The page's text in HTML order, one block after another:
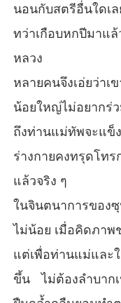
นอนกับสตรีอื่นใดเล
ทว่าเกือบหกปีมาแ
หลวง
หลายคนจึงเอ่ยว่า
น้อยใหญ่ไม่อยากร่
ถึงท่านแม่ทัพจะแข็
ร่างกายคงทรุดโท
แล้วจริง ๆ
ในจินตนาการของ
ไม่น้อย เมื่อคิดภาพ
แต่เพื่อท่านแม่และ
ขึ้น ไม่ต้องลำบาก